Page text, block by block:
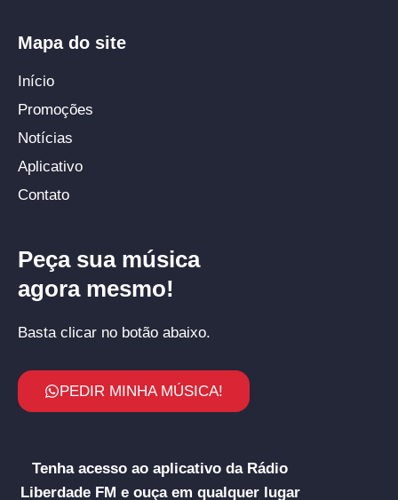
Mapa do site
Início
Promoções
Notícias
Aplicativo
Contato
Peça sua música
agora mesmo!
Basta clicar no botão abaixo.
PEDIR MINHA MÚSICA!
Tenha acesso ao aplicativo da Rádio
Liberdade FM e ouça em qualquer lugar